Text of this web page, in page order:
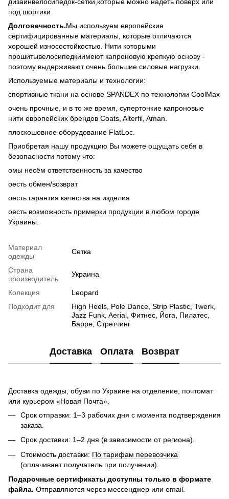
под шортики
Долговечность.Мы используем европейские
сертифицированные материалы, которые отличаются
хорошей износостойкостью. Нити которыми
прошитывелосипедкиимеют капроновую крепкую основу -
поэтому выдерживают очень большие силовые нагрузки.
Используемые материалы и технологии:
спортивные ткани на основе SPANDEX по технологии CoolMax
очень прочные, и в то же время, супертонкие капроновые
нити европейских брендов Coats, Alterfil, Aman.
плоскошовное оборудование FlatLoc.
Приобретая нашу продукцию Вы можете ощущать себя в
безопасности потому что:
oмы несём ответственность за качество
oесть обмен/возврат
oесть гарантия качества на изделия
oесть возможность примерки продукции в любом городе
Украины.
Материал
одежды
Сетка
Страна
производитель
Украина
Колекция
Leopard
Подходит для
High Heels, Pole Dance, Strip Plastic, Twerk,
Jazz Funk, Aerial, Фитнес, Йога, Пилатес,
Барре, Стретчинг
Доставка Оплата Возврат
Доставка одежды, обуви по Украине на отделение, почтомат
или курьером «Новая Почта».
Срок отправки: 1–3 рабочих дня с момента подтверждения
заказа.
Срок доставки: 1–2 дня (в зависимости от региона).
Стоимость доставки: По тарифам перевозчика
(оплачивает получатель при получении).
Подарочные сертификаты доступны только в формате
файла. Отправляются через мессенджер или email.